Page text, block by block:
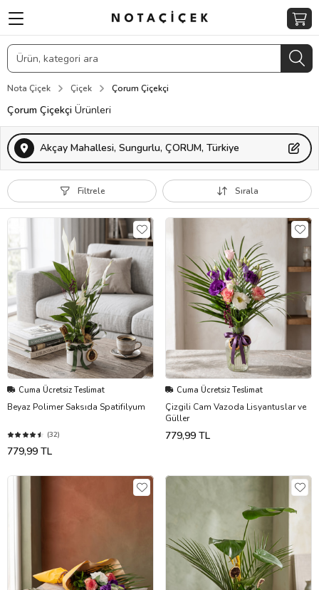
Nota Çiçek Çiçek Çorum Çiçekçi
Çorum Çiçekçi Ürünleri
Akçay Mahallesi, Sungurlu, ÇORUM, Türkiye
Filtrele Sırala
Cuma Ücretsiz Teslimat
Beyaz Polimer Saksıda Spatifilyum
(32)
779,99 TL
Cuma Ücretsiz Teslimat
Çizgili Cam Vazoda Lisyantuslar ve
Güller
779,99 TL